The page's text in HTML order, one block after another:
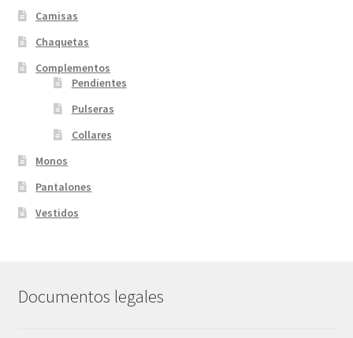
Camisas
Chaquetas
Complementos
Pendientes
Pulseras
Collares
Monos
Pantalones
Vestidos
Documentos legales